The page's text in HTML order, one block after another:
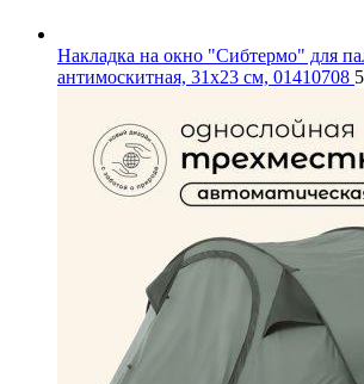
Накладка на окно "Сибтермо" для
антимоскитная, 31х23 см, 01410708